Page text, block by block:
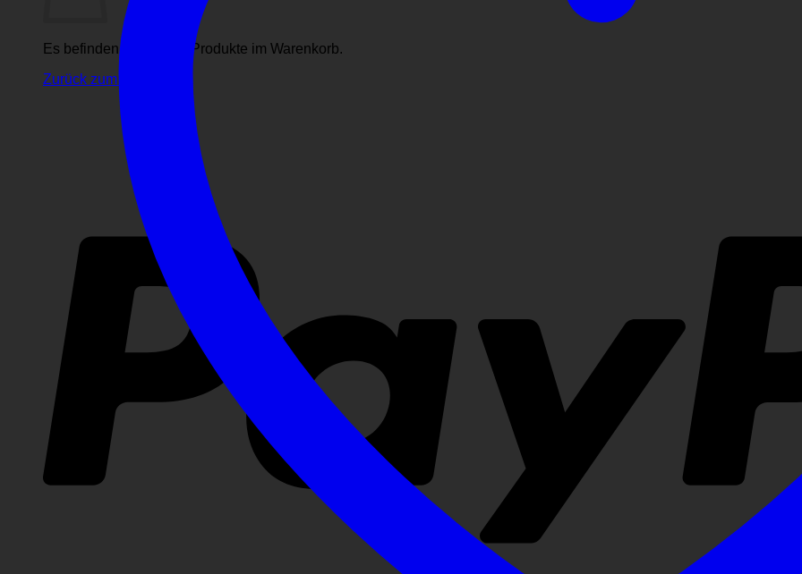
Es befinden sich keine Produkte im Warenkorb.
Zurück zum Shop